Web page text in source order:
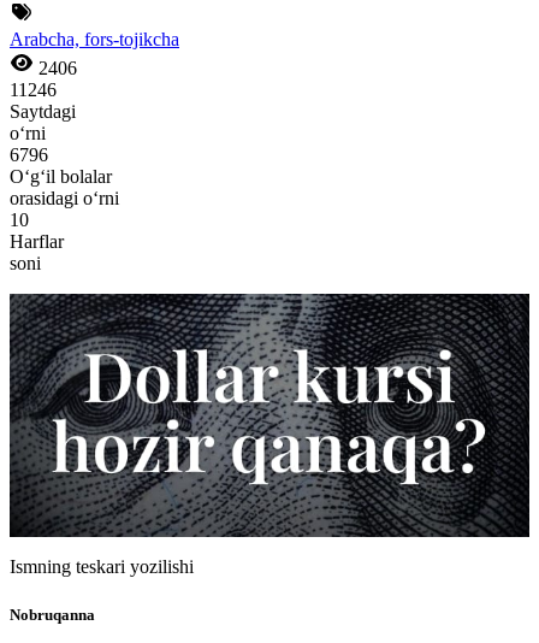
Arabcha, fors-tojikcha
2406
11246
Saytdagi
o‘rni
6796
O‘g‘il bolalar
orasidagi o‘rni
10
Harflar
soni
Ismning teskari yozilishi
Nobruqanna